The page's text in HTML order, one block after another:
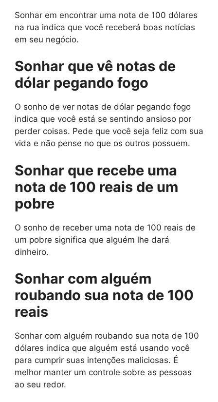
Sonhar em encontrar uma nota de 100 dólares
na rua indica que você receberá boas notícias
em seu negócio.
Sonhar que vê notas de
dólar pegando fogo
O sonho de ver notas de dólar pegando fogo
indica que você está se sentindo ansioso por
perder coisas. Pede que você seja feliz com sua
vida e não pense no que os outros possuem.
Sonhar que recebe uma
nota de 100 reais de um
pobre
O sonho de receber uma nota de 100 reais de
um pobre significa que alguém lhe dará
dinheiro.
Sonhar com alguém
roubando sua nota de 100
reais
Sonhar com alguém roubando sua nota de 100
dólares indica que alguém está usando você
para cumprir suas intenções maliciosas. É
melhor manter um controle sobre as pessoas
ao seu redor.